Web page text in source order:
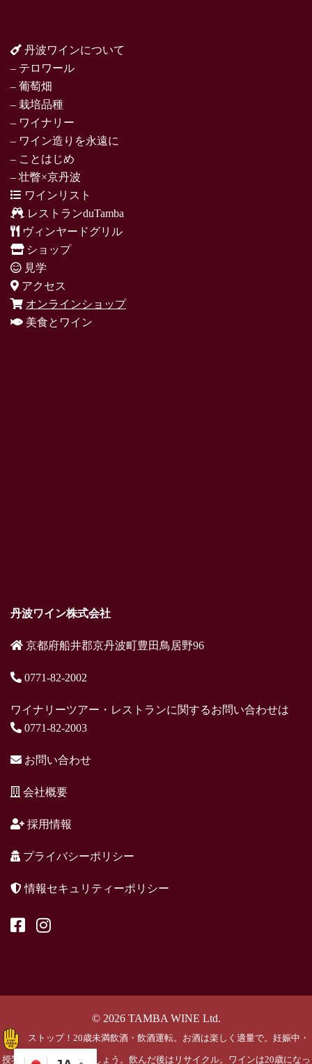
丹波ワインについて
– テロワール
– 葡萄畑
– 栽培品種
– ワイナリー
– ワイン造りを永遠に
– ことはじめ
– 壮瞥×京丹波
ワインリスト
レストランduTamba
ヴィンヤードグリル
ショップ
見学
アクセス
オンラインショップ
美食とワイン
丹波ワイン株式会社
京都府船井郡京丹波町豊田鳥居野96
0771-82-2002
ワイナリーツアー・レストランに関するお問い合わせは
0771-82-2003
お問い合わせ
会社概要
採用情報
プライバシーポリシー
情報セキュリティーポリシー
© 2026 TAMBA WINE Ltd.
ストップ！20歳未満飲酒・飲酒運転。お酒は楽しく適量で。妊娠中・
授乳期の飲酒はやめましょう。飲んだ後はリサイクル。ワインは20歳になっ